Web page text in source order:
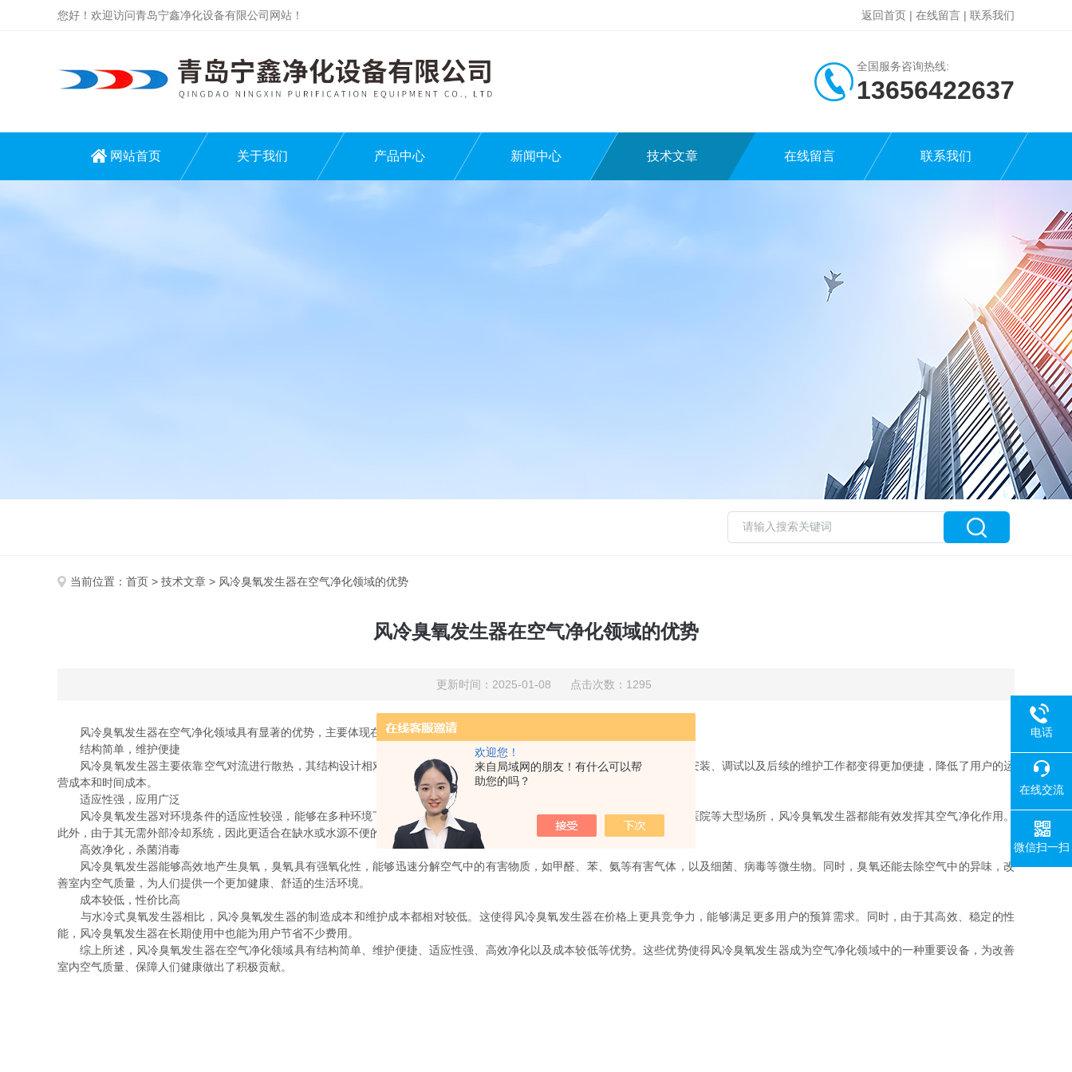
欢迎您！
来自局域网的朋友！有什么可以帮
助您的吗？
您好！欢迎访问青岛宁鑫净化设备有限公司网站！ 返回首页 | 在线留言 | 联系我们
全国服务咨询热线:
13656422637
网站首页 关于我们 产品中心 新闻中心 技术文章 在线留言 联系我们
当前位置： 首页 > 技术文章 > 风冷臭氧发生器在空气净化领域的优势
风冷臭氧发生器在空气净化领域的优势
更新时间：2025-01-08 点击次数：1295
风冷臭氧发生器在空气净化领域具有显著的优势，主要体现在以下几个方面：
结构简单，维护便捷
风冷臭氧发生器主要依靠空气对流进行散热，其结构设计相对简单，无需额外的冷却水源和复杂的管道系统。这使得设备的安装、调试以及后续的维护工作都变得更加便捷，降低了用户的运
营成本和时间成本。
适应性强，应用广泛
风冷臭氧发生器对环境条件的适应性较强，能够在多种环境下稳定运行。无论是在家庭、办公室等小型空间，还是在工厂、医院等大型场所，风冷臭氧发生器都能有效发挥其空气净化作用。
此外，由于其无需外部冷却系统，因此更适合在缺水或水源不便的地区使用。
高效净化，杀菌消毒
风冷臭氧发生器能够高效地产生臭氧，臭氧具有强氧化性，能够迅速分解空气中的有害物质，如甲醛、苯、氨等有害气体，以及细菌、病毒等微生物。同时，臭氧还能去除空气中的异味，改
善室内空气质量，为人们提供一个更加健康、舒适的生活环境。
成本较低，性价比高
与水冷式臭氧发生器相比，风冷臭氧发生器的制造成本和维护成本都相对较低。这使得风冷臭氧发生器在价格上更具竞争力，能够满足更多用户的预算需求。同时，由于其高效、稳定的性
能，风冷臭氧发生器在长期使用中也能为用户节省不少费用。
综上所述，风冷臭氧发生器在空气净化领域具有结构简单、维护便捷、适应性强、高效净化以及成本较低等优势。这些优势使得风冷臭氧发生器成为空气净化领域中的一种重要设备，为改善
室内空气质量、保障人们健康做出了积极贡献。
电话
在线交流
微信扫一扫